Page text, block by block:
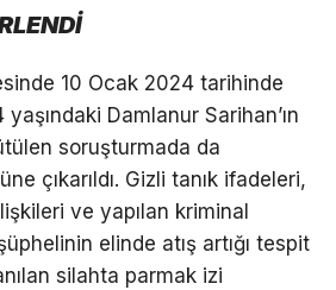
10 Ocak 2024 tarihinde
yaşındaki Damlanur Sarihan’ın
soruşturmada da
çıkarıldı. Gizli tanık ifadeleri,
ve yapılan kriminal
elinde atış artığı tespit
silahta parmak izi